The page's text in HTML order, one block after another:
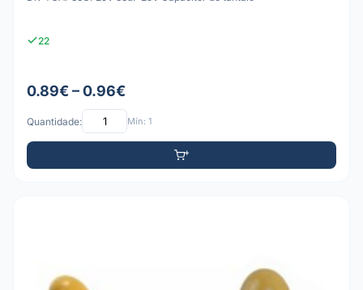
22
0.89€ – 0.96€
Quantidade: Mín: 1